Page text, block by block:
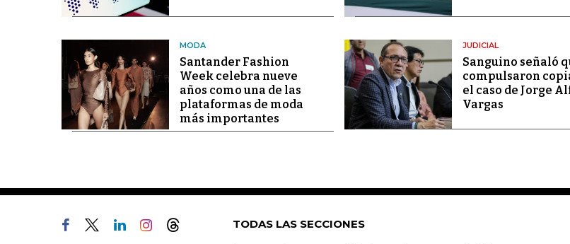
MODA
Santander Fashion
Week celebra nueve
años como una de las
plataformas de moda
más importantes
JUDICIAL
Sanguino señaló
compulsaron
el caso de Jorge
Vargas
TODAS LAS SECCIONES